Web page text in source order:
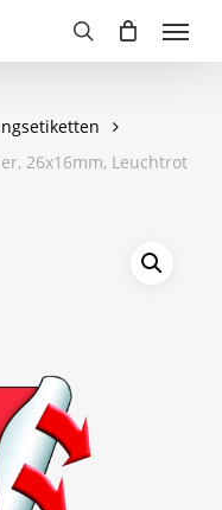
Menu
26x16mm, Leuchtrot